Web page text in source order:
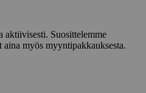
aktiivisesti. Suosittelemme
aina myös myyntipakkauksesta.